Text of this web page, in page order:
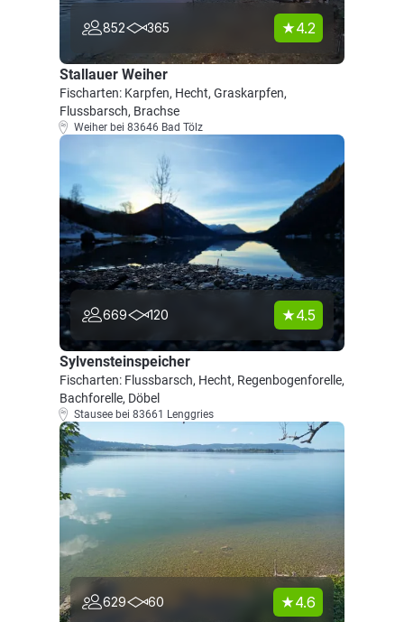
852 365 4.2
Stallauer Weiher
Fischarten: Karpfen, Hecht, Graskarpfen,
Flussbarsch, Brachse
Weiher bei 83646 Bad Tölz
669 120 4.5
Sylvensteinspeicher
Fischarten: Flussbarsch, Hecht, Regenbogenforelle,
Bachforelle, Döbel
Stausee bei 83661 Lenggries
629 60 4.6